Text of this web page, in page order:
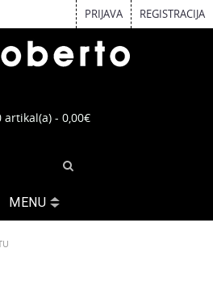
PRIJAVA REGISTRACIJA
artikal(a) - 0,00€
MENU